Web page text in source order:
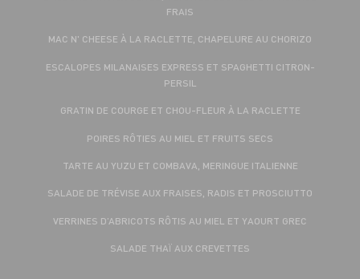
FRAIS
MAC N' CHEESE À LA RACLETTE, CHAPELURE AU CHORIZO
ESCALOPES MILANAISES EXPRESS ET SPAGHETTI CITRON-
PERSIL
GRATIN DE COURGE ET CHOU-FLEUR À LA RACLETTE
POIRES RÔTIES AU MIEL ET FRUITS SECS
TARTE AU YUZU ET COMBAVA, MERINGUE ITALIENNE
SALADE DE TRÉVISE AUX FRAISES, RADIS ET PROSCIUTTO
VERRINES D’ABRICOTS RÔTIS AU MIEL ET YAOURT GREC
SALADE THAÏ AUX CREVETTES